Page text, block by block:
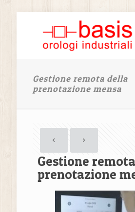
Gestione remota della
prenotazione mensa
Gestione
prenotazione